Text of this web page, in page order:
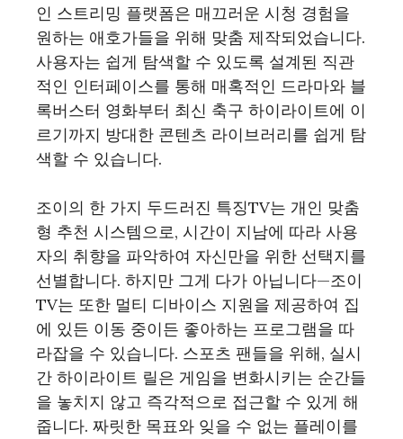
인 스트리밍 플랫폼은 매끄러운 시청 경험을
원하는 애호가들을 위해 맞춤 제작되었습니다.
사용자는 쉽게 탐색할 수 있도록 설계된 직관
적인 인터페이스를 통해 매혹적인 드라마와 블
록버스터 영화부터 최신 축구 하이라이트에 이
르기까지 방대한 콘텐츠 라이브러리를 쉽게 탐
색할 수 있습니다.
조이의 한 가지 두드러진 특징TV는 개인 맞춤
형 추천 시스템으로, 시간이 지남에 따라 사용
자의 취향을 파악하여 자신만을 위한 선택지를
선별합니다. 하지만 그게 다가 아닙니다—조이
TV는 또한 멀티 디바이스 지원을 제공하여 집
에 있든 이동 중이든 좋아하는 프로그램을 따
라잡을 수 있습니다. 스포츠 팬들을 위해, 실시
간 하이라이트 릴은 게임을 변화시키는 순간들
을 놓치지 않고 즉각적으로 접근할 수 있게 해
줍니다. 짜릿한 목표와 잊을 수 없는 플레이를